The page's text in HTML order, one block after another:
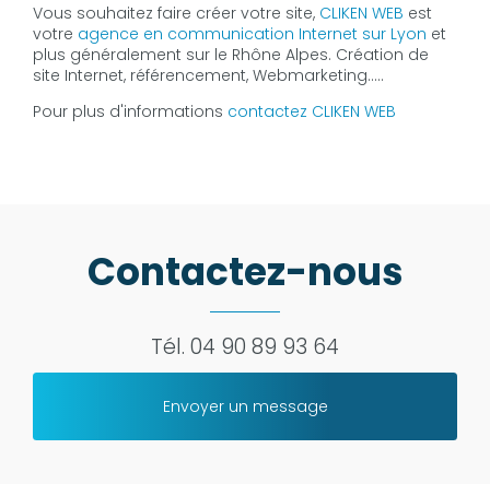
Vous souhaitez faire créer votre site, CLIKEN WEB est
votre agence en communication Internet sur Lyon et
plus généralement sur le Rhône Alpes. Création de
site Internet, référencement, Webmarketing…..
Pour plus d'informations contactez CLIKEN WEB
Contactez-nous
Tél. 04 90 89 93 64
Envoyer un message